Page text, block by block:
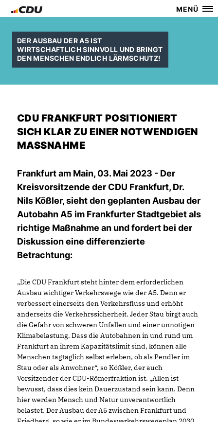
MENÜ
DER AUSBAU DER A5 IST
WIRTSCHAFTLICH SINNVOLL UND BRINGT
DEN MENSCHEN ENDLICH LÄRMSCHUTZ!
CDU FRANKFURT POSITIONIERT
SICH KLAR ZU EINER NOTWENDIGEN
MASSNAHME
Frankfurt am Main, 03. Mai 2023 - Der
Kreisvorsitzende der CDU Frankfurt, Dr.
Nils Kößler, sieht den geplanten Ausbau der
Autobahn A5 im Frankfurter Stadtgebiet als
richtige Maßnahme an und fordert bei der
Diskussion eine differenzierte
Betrachtung:
Die CDU Frankfurt steht hinter dem erforderlichen
Ausbau wichtiger Verkehrswege wie der A5. Denn er
verbessert einerseits den Verkehrsfluss und erhöht
anderseits die Verkehrssicherheit. Jeder Stau birgt auch
die Gefahr von schweren Unfällen und einer unnötigen
Klimabelastung. Dass die Autobahnen in und rund um
Frankfurt an ihrem Kapazitätslimit sind, können alle
Menschen tagtäglich selbst erleben, ob als Pendler im
Stau oder als Anwohner“, so Kößler, der auch
Vorsitzender der CDU-Römerfraktion ist. „Allen ist
bewusst, dass dies kein Dauerzustand sein kann. Denn
hier werden Mensch und Natur unverantwortlich
belastet. Der Ausbau der A5 zwischen Frankfurt und